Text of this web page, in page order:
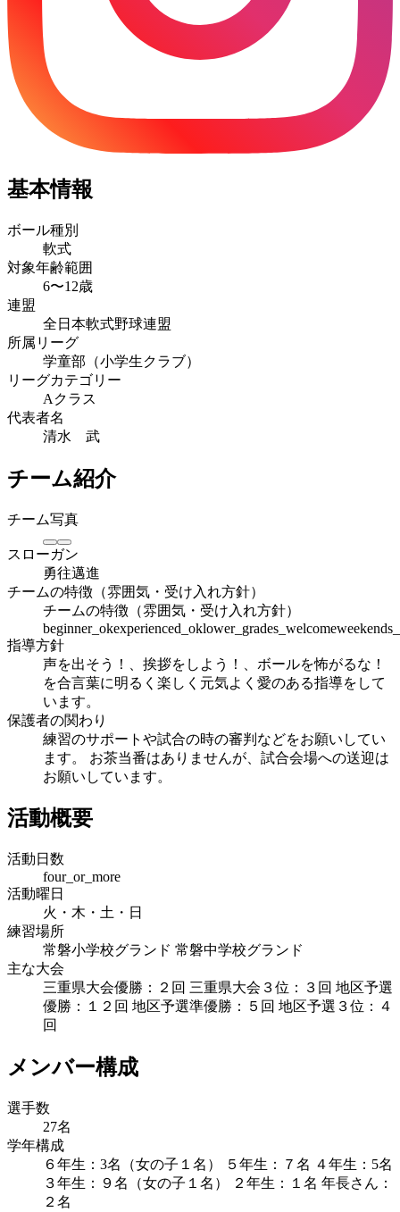
基本情報
ボール種別
軟式
対象年齢範囲
6〜12歳
連盟
全日本軟式野球連盟
所属リーグ
学童部（小学生クラブ）
リーグカテゴリー
Aクラス
代表者名
清水 武
チーム紹介
チーム写真
スローガン
勇往邁進
チームの特徴（雰囲気・受け入れ方針）
チームの特徴（雰囲気・受け入れ方針）
beginner_okexperienced_oklower_grades_welcome
指導方針
声を出そう！、挨拶をしよう！、ボールを怖がるな！
を合言葉に明るく楽しく元気よく愛のある指導をして
います。
保護者の関わり
練習のサポートや試合の時の審判などをお願いしてい
ます。 お茶当番はありませんが、試合会場への送迎は
お願いしています。
活動概要
活動日数
four_or_more
活動曜日
火・木・土・日
練習場所
常磐小学校グランド 常磐中学校グランド
主な大会
三重県大会優勝：２回 三重県大会３位：３回 地区予選
優勝：１２回 地区予選準優勝：５回 地区予選３位：４
回
メンバー構成
選手数
27名
学年構成
６年生：3名（女の子１名） ５年生：７名 ４年生：5名
３年生：９名（女の子１名） ２年生：１名 年長さん：
２名